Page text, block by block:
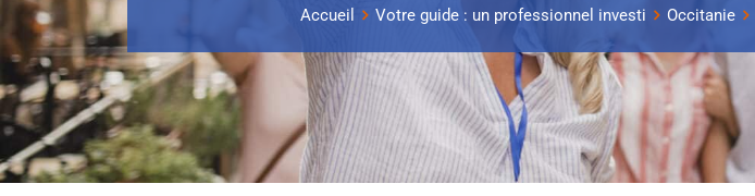
Accueil Votre guide : un professionnel investi Occitanie